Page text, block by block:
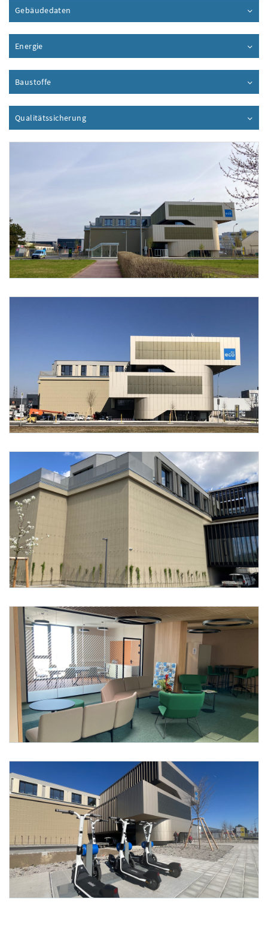
Gebäudedaten
Energie
Baustoffe
QualitätssicherungInhalt aufklappen
Foto 2: Stenho & Partner ZT GmbH
Foto 3: ecoplus
Foto 4: ecoplus